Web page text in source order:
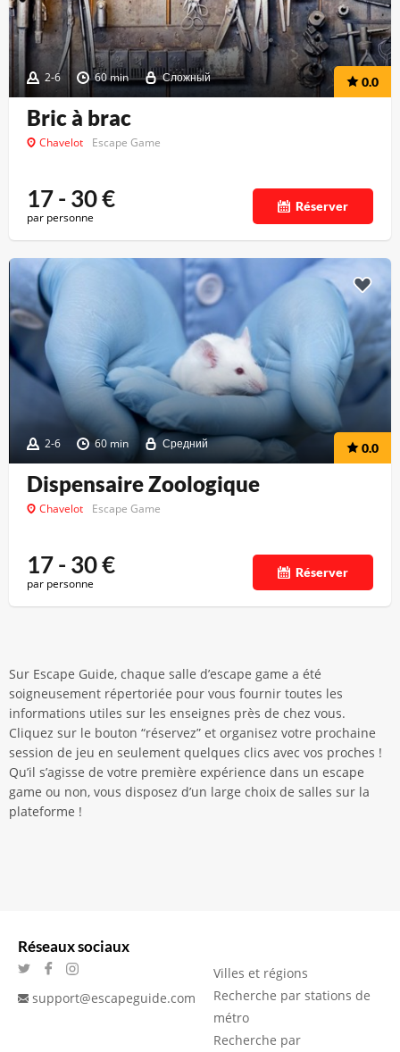
2-6 60 min Сложный 0.0
Bric à brac
Chavelot Escape Game
17 - 30€
par personne
Réserver
2-6 60 min Средний 0.0
Dispensaire Zoologique
Chavelot Escape Game
17 - 30€
par personne
Réserver
Sur Escape Guide, chaque salle d’escape game a été
soigneusement répertoriée pour vous fournir toutes les
informations utiles sur les enseignes près de chez vous.
Cliquez sur le bouton “réservez” et organisez votre prochaine
session de jeu en seulement quelques clics avec vos proches !
Qu’il s’agisse de votre première expérience dans un escape
game ou non, vous disposez d’un large choix de salles sur la
plateforme !
Réseaux sociaux
support@escapeguide.com
Villes et régions
Recherche par stations de
métro
Recherche par